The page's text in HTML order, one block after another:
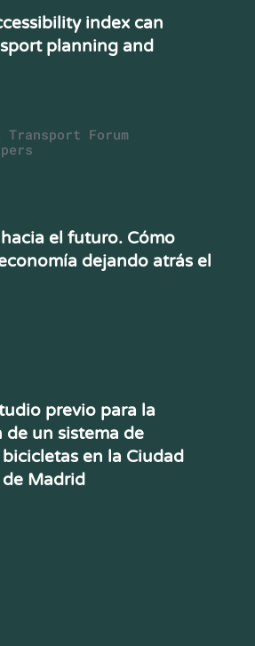
index can
planning and
Forum
el futuro. Cómo
dejando atrás el
previo para la
un sistema de
en la Ciudad
Madrid